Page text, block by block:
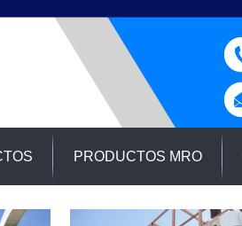
PRODUCTOS MRO